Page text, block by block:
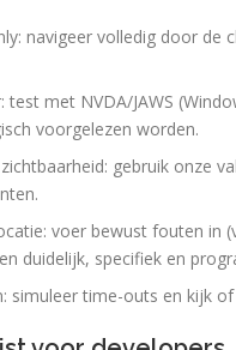
navigeer volledig door de
test met NVDA/JAWS
voorgelezen worden.
gebruik onze
voer bewust fouten in
duidelijk, specifiek en
simuleer time-outs en kijk